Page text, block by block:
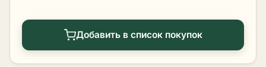
Добавить в список покупок